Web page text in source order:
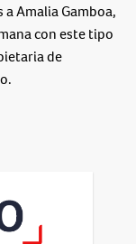
Amalia Gamboa,
con este tipo
de